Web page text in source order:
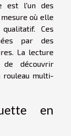
est l'un des
où elle
Ces
par des
La lecture
découvrir
rouleau multi-
en